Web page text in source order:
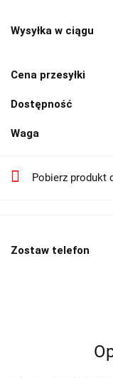
Wysyłka w ciągu
Cena przesyłki
Dostępność
Waga
Pobierz produkt
Zostaw telefon